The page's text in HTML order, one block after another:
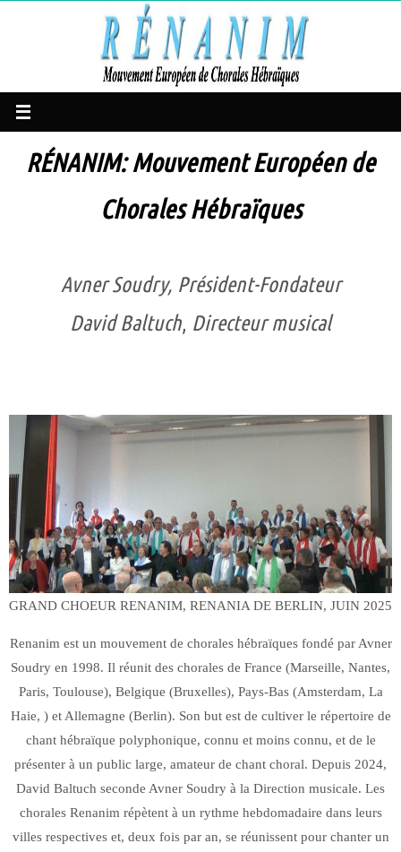
RÉNANIM: Mouvement Européen de
Chorales Hébraïques
Avner Soudry, Président-Fondateur
David Baltuch, Directeur musical
GRAND CHOEUR RENANIM, RENANIA DE BERLIN, JUIN 2025
Renanim est un mouvement de chorales hébraïques fondé par Avner
Soudry en 1998. Il réunit des chorales de France (Marseille, Nantes,
Paris, Toulouse), Belgique (Bruxelles), Pays-Bas (Amsterdam, La
Haie, ) et Allemagne (Berlin). Son but est de cultiver le répertoire de
chant hébraïque polyphonique, connu et moins connu, et de le
présenter à un public large, amateur de chant choral. Depuis 2024,
David Baltuch seconde Avner Soudry à la Direction musicale. Les
chorales Renanim répètent à un rythme hebdomadaire dans leurs
villes respectives et, deux fois par an, se réunissent pour chanter un